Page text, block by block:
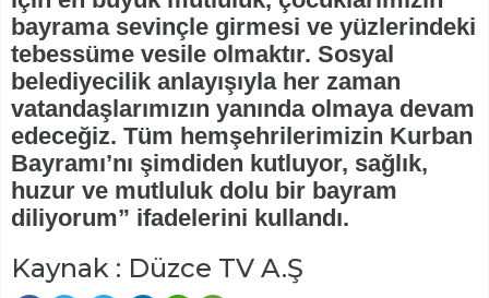
bayrama sevinçle girmesi ve yüzlerindeki
tebessüme vesile olmaktır. Sosyal
belediyecilik anlayışıyla her zaman
vatandaşlarımızın yanında olmaya devam
edeceğiz. Tüm hemşehrilerimizin Kurban
Bayramı’nı şimdiden kutluyor, sağlık,
huzur ve mutluluk dolu bir bayram
diliyorum” ifadelerini kullandı.
Kaynak : Düzce TV A.Ş